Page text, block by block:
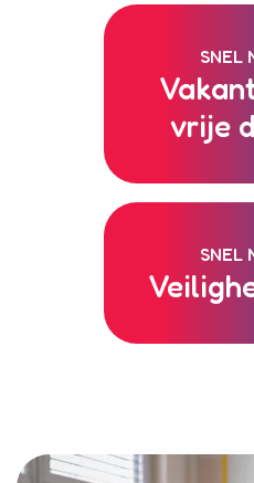
SNEL
vrije
SNEL